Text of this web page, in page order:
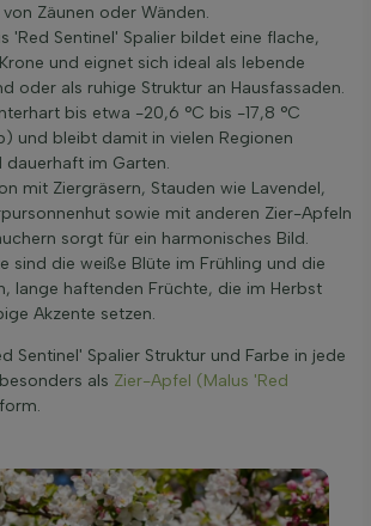
Zäunen oder Wänden.
'Red Sentinel' Spalier bildet eine flache,
und eignet sich ideal als lebende
oder als ruhige Struktur an Hausfassaden.
bis etwa -20,6 °C bis -17,8 °C
und bleibt damit in vielen Regionen
dauerhaft im Garten.
mit Ziergräsern, Stauden wie Lavendel,
sowie mit anderen Zier-Apfeln
sorgt für ein harmonisches Bild.
sind die weiße Blüte im Frühling und die
lange haftenden Früchte, die im Herbst
Akzente setzen.
Sentinel' Spalier Struktur und Farbe in jede
als Zier-Apfel (Malus 'Red